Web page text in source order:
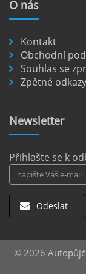
Letiště
číst :
O nás
Kontakt
Obchodní
Souhlas se
Zpětné odkazy
Newsletter
Přihlašte se k
Odeslat
© 2026